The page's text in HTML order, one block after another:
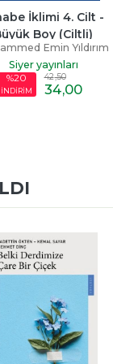
İklimi 3. Cilt -
Büyük Boy (Ciltli)
Emin Yıldırım
Siyer yayınları
%20
İNDİRİM
42,50
34,00